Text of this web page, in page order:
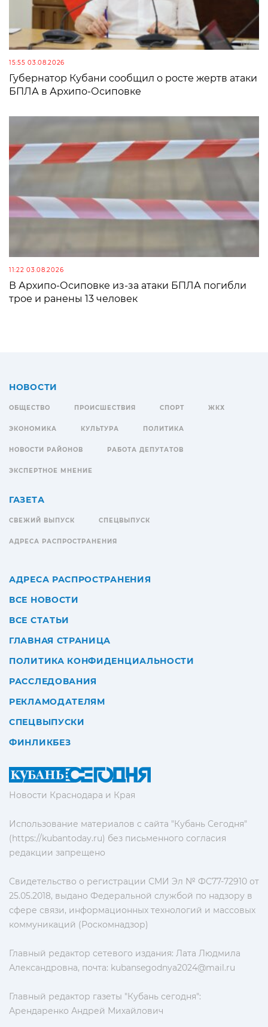
15:55 03.08.2026
Губернатор Кубани сообщил о росте жертв атаки
БПЛА в Архипо-Осиповке
11:22 03.08.2026
В Архипо-Осиповке из-за атаки БПЛА погибли
трое и ранены 13 человек
Новости Краснодара и Края
Использование материалов с сайта "Кубань Сегодня"
(https://kubantoday.ru) без письменного согласия
редакции запрещено
Свидетельство о регистрации СМИ Эл № ФС77-72910 от
25.05.2018, выдано Федеральной службой по надзору в
сфере связи, информационных технологий и массовых
коммуникаций (Роскомнадзор)
Главный редактор сетевого издания: Лата Людмила
Александровна, почта: kubansegodnya2024@mail.ru
Главный редактор газеты "Кубань сегодня":
Арендаренко Андрей Михайлович
НОВОСТИ
ОБЩЕСТВО ПРОИСШЕСТВИЯ СПОРТ ЖКХ
ЭКОНОМИКА КУЛЬТУРА ПОЛИТИКА
НОВОСТИ РАЙОНОВ РАБОТА ДЕПУТАТОВ
ЭКСПЕРТНОЕ МНЕНИЕ
ГАЗЕТА
СВЕЖИЙ ВЫПУСК СПЕЦВЫПУСК
АДРЕСА РАСПРОСТРАНЕНИЯ
АДРЕСА РАСПРОСТРАНЕНИЯ
ВСЕ НОВОСТИ
ВСЕ СТАТЬИ
ГЛАВНАЯ СТРАНИЦА
ПОЛИТИКА КОНФИДЕНЦИАЛЬНОСТИ
РАССЛЕДОВАНИЯ
РЕКЛАМОДАТЕЛЯМ
СПЕЦВЫПУСКИ
ФИНЛИКБЕЗ